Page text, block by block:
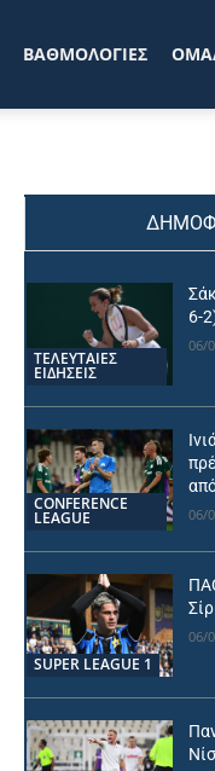
ΒΑΘΜΟΛΟΓΙΕΣ
ΤΕΛΕΥΤΑΙΕΣ
ΕΙΔΗΣΕΙΣ
6-
06/
CONFERENCE
LEAGUE 06/
SUPER LEAGUE 1
06/